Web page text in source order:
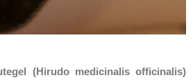
(Hirudo medicinalis officinalis)